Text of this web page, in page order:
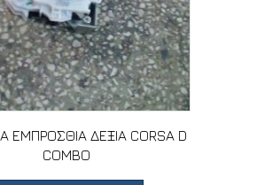
ΕΜΠΡΟΣΘΙΑ ΔΕΞΙΑ CORSA D
COMBO